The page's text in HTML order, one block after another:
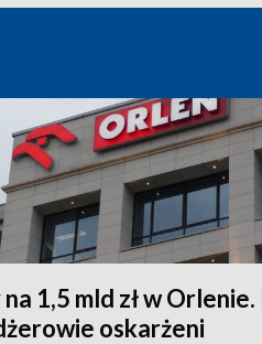
1,5 mld zł w Orlenie.
oskarżeni